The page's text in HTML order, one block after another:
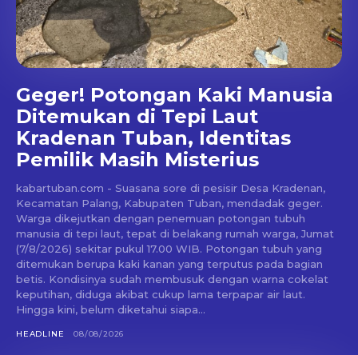
Geger! Potongan Kaki Manusia
Ditemukan di Tepi Laut
Kradenan Tuban, Identitas
Pemilik Masih Misterius
kabartuban.com - Suasana sore di pesisir Desa Kradenan,
Kecamatan Palang, Kabupaten Tuban, mendadak geger.
Warga dikejutkan dengan penemuan potongan tubuh
manusia di tepi laut, tepat di belakang rumah warga, Jumat
(7/8/2026) sekitar pukul 17.00 WIB. Potongan tubuh yang
ditemukan berupa kaki kanan yang terputus pada bagian
betis. Kondisinya sudah membusuk dengan warna cokelat
keputihan, diduga akibat cukup lama terpapar air laut.
Hingga kini, belum diketahui siapa...
HEADLINE 08/08/2026